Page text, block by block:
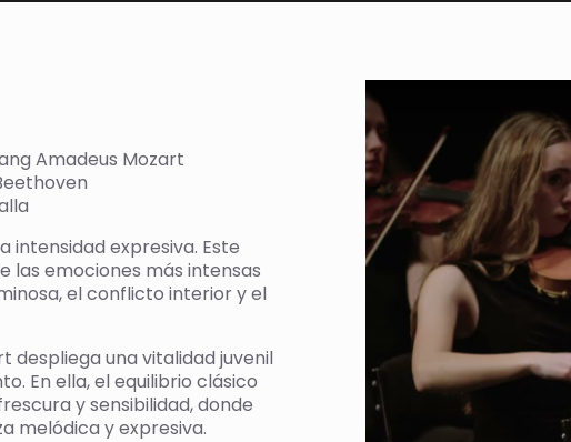
Amadeus Mozart
intensidad expresiva. Este
las emociones más intensas
el conflicto interior y el
despliega una vitalidad juvenil
En ella, el equilibrio clásico
y sensibilidad, donde
melódica y expresiva.